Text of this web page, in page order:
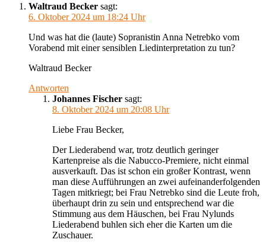
Waltraud Becker sagt:
6. Oktober 2024 um 18:24 Uhr
Und was hat die (laute) Sopranistin Anna Netrebko vom
Vorabend mit einer sensiblen Liedinterpretation zu tun?
Waltraud Becker
Antworten
Johannes Fischer sagt:
8. Oktober 2024 um 20:08 Uhr
Liebe Frau Becker,
Der Liederabend war, trotz deutlich geringer
Kartenpreise als die Nabucco-Premiere, nicht einmal
ausverkauft. Das ist schon ein großer Kontrast, wenn
man diese Aufführungen an zwei aufeinanderfolgenden
Tagen mitkriegt; bei Frau Netrebko sind die Leute froh,
überhaupt drin zu sein und entsprechend war die
Stimmung aus dem Häuschen, bei Frau Nylunds
Liederabend buhlen sich eher die Karten um die
Zuschauer.